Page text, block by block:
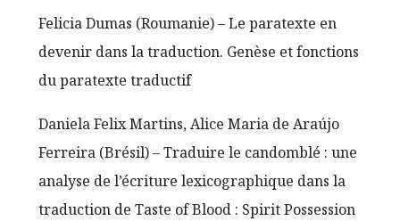
Felicia Dumas (Roumanie) – Le paratexte en
devenir dans la traduction. Genèse et fonctions
du paratexte traductif
Daniela Felix Martins, Alice Maria de Araújo
Ferreira (Brésil) – Traduire le candomblé : une
analyse de l’écriture lexicographique dans la
traduction de Taste of Blood : Spirit Possession